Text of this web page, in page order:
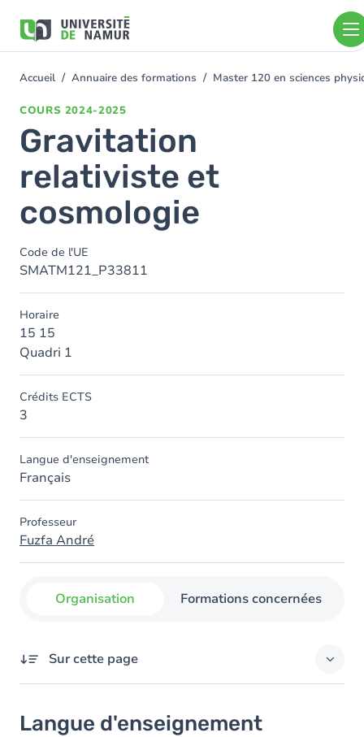
contenu
You
Accueil Annuaire des formations Master 120 en sciences
COURS 2024-2025
Gravitation
relativiste et
cosmologie
Code de l'UE
SMATM121_P33811
Horaire
15 15
Quadri 1
Crédits ECTS
3
Langue d'enseignement
Français
Professeur
Fuzfa André
Organisation Formations concernées
Sur cette page
Langue d'enseignement